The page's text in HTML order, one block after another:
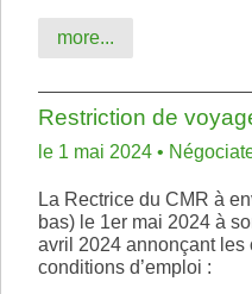
more...
Restriction de
le 1 mai 2024 •
La Rectrice du CMR à
bas) le 1er mai 2024 à
avril 2024 annonçant les
conditions d’emploi :